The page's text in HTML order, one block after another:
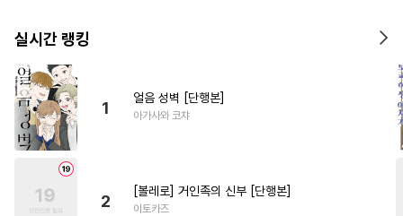
실시간 랭킹
1
얼음 성벽 [단행본]
아가사와 코챠
2
[볼레로] 거인족의 신부 [단행본]
이토카즈